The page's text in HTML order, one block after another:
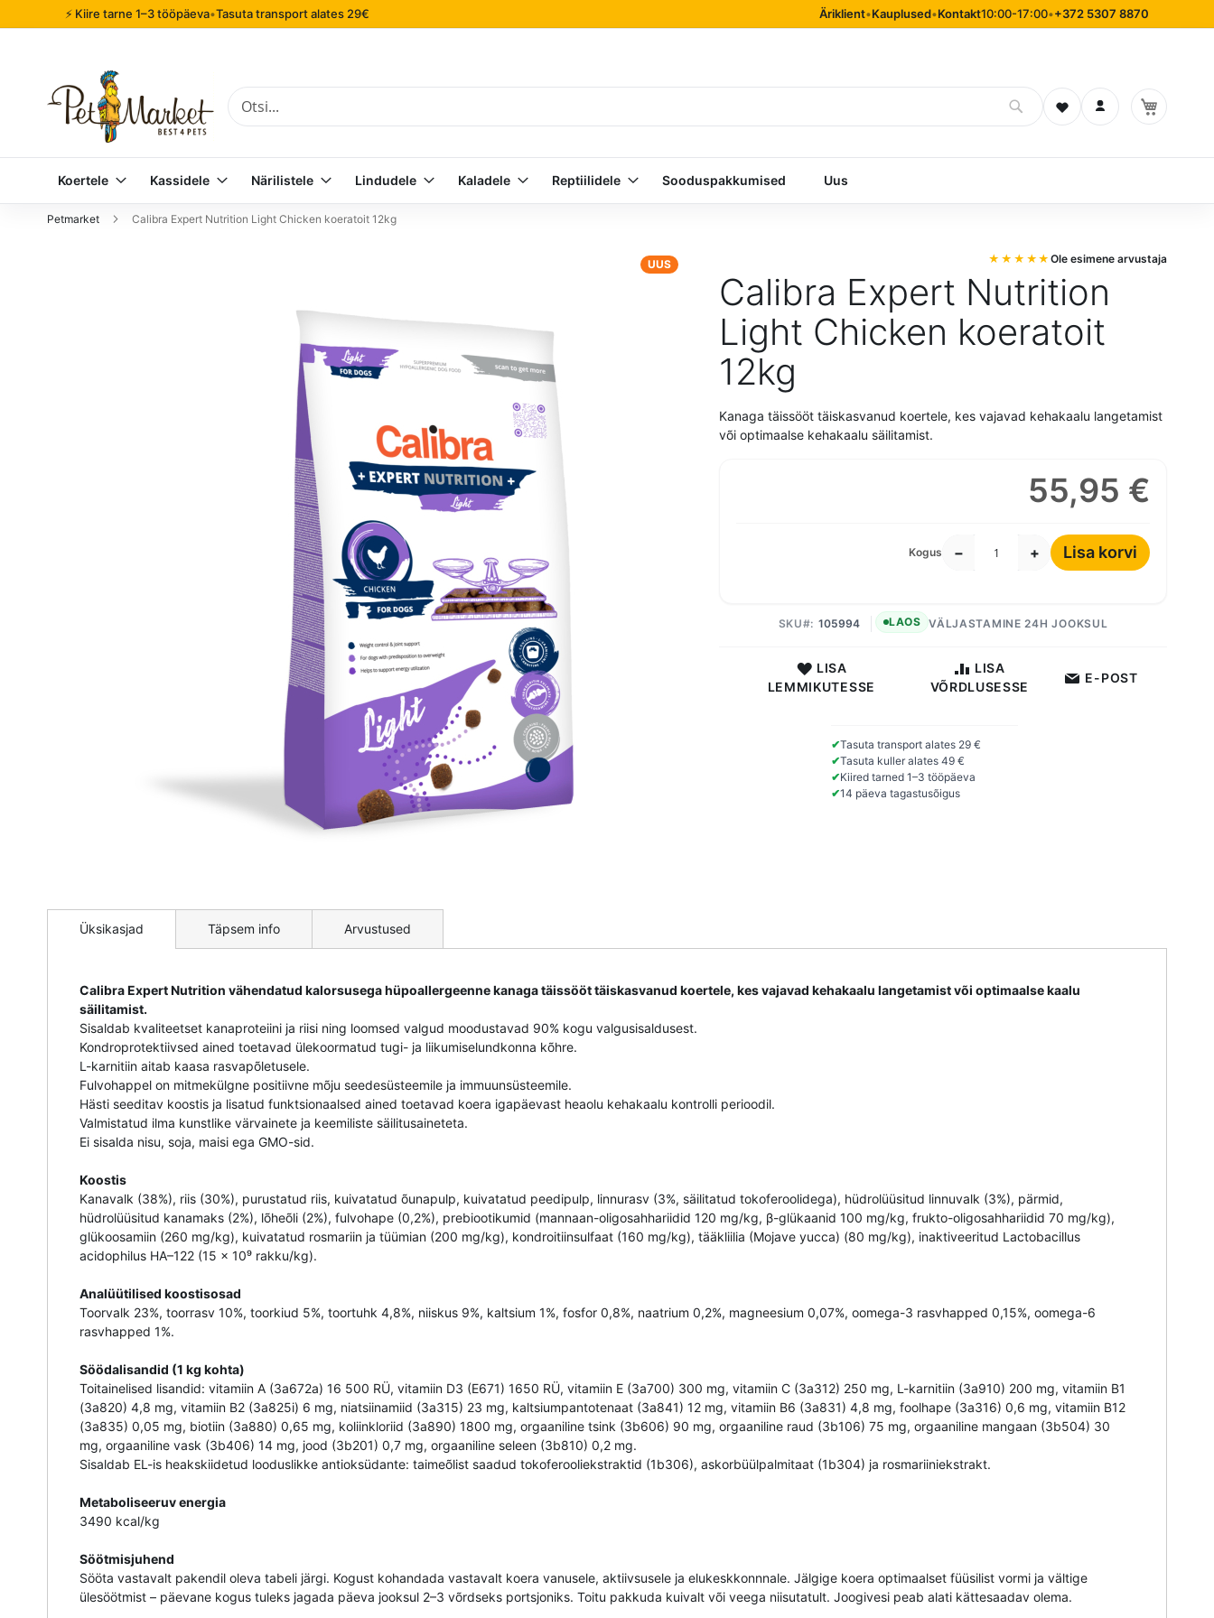
⚡ Kiire tarne 1–3 tööpäeva•Tasuta transport alates 29€ Äriklient•Kauplused•Kontakt10:00-17:00•+372 5307 8870
Otsi Soovinimekiri
Logi sisse
Koertele Kassidele Närilistele Lindudele Kaladele Reptiilidele Sooduspakkumised Uus
Petmarket Calibra Expert Nutrition Light Chicken koeratoit 12kg
Calibra Expert Nutrition
Light Chicken koeratoit
12kg
Ole esimene arvustaja
Kanaga täissööt täiskasvanud koertele, kes vajavad kehakaalu langetamist
või optimaalse kehakaalu säilitamist.
55,95 €
Kogus − + Lisa korvi
VÄLJASTAMINE 24H JOOKSUL
SKU 105994 LAOS
LISA
LEMMIKUTESSE
LISA
VÕRDLUSESSE
E-POST
✔Tasuta transport alates 29 €
✔Tasuta kuller alates 49 €
✔Kiired tarned 1–3 tööpäeva
✔14 päeva tagastusõigus
UUS
pildigalerii
algusesseÜksikasjad
Calibra Expert Nutrition vähendatud kalorsusega hüpoallergeenne kanaga täissööt täiskasvanud koertele, kes vajavad kehakaalu langetamist või optimaalse kaalu
säilitamist.
Sisaldab kvaliteetset kanaproteiini ja riisi ning loomsed valgud moodustavad 90% kogu valgusisaldusest.
Kondroprotektiivsed ained toetavad ülekoormatud tugi- ja liikumiselundkonna kõhre.
L-karnitiin aitab kaasa rasvapõletusele.
Fulvohappel on mitmekülgne positiivne mõju seedesüsteemile ja immuunsüsteemile.
Hästi seeditav koostis ja lisatud funktsionaalsed ained toetavad koera igapäevast heaolu kehakaalu kontrolli perioodil.
Valmistatud ilma kunstlike värvainete ja keemiliste säilitusaineteta.
Ei sisalda nisu, soja, maisi ega GMO-sid.
Koostis
Kanavalk (38%), riis (30%), purustatud riis, kuivatatud õunapulp, kuivatatud peedipulp, linnurasv (3%, säilitatud tokoferoolidega), hüdrolüüsitud linnuvalk (3%), pärmid,
hüdrolüüsitud kanamaks (2%), lõheõli (2%), fulvohape (0,2%), prebiootikumid (mannaan-oligosahhariidid 120 mg/kg, β-glükaanid 100 mg/kg, frukto-oligosahhariidid 70 mg/kg),
glükoosamiin (260 mg/kg), kuivatatud rosmariin ja tüümian (200 mg/kg), kondroitiinsulfaat (160 mg/kg), tääkliilia (Mojave yucca) (80 mg/kg), inaktiveeritud Lactobacillus
acidophilus HA–122 (15 × 10⁹ rakku/kg).
Analüütilised koostisosad
Toorvalk 23%, toorrasv 10%, toorkiud 5%, toortuhk 4,8%, niiskus 9%, kaltsium 1%, fosfor 0,8%, naatrium 0,2%, magneesium 0,07%, oomega-3 rasvhapped 0,15%, oomega-6
rasvhapped 1%.
Söödalisandid (1 kg kohta)
Toitainelised lisandid: vitamiin A (3a672a) 16 500 RÜ, vitamiin D3 (E671) 1650 RÜ, vitamiin E (3a700) 300 mg, vitamiin C (3a312) 250 mg, L-karnitiin (3a910) 200 mg, vitamiin B1
(3a820) 4,8 mg, vitamiin B2 (3a825i) 6 mg, niatsiinamiid (3a315) 23 mg, kaltsiumpantotenaat (3a841) 12 mg, vitamiin B6 (3a831) 4,8 mg, foolhape (3a316) 0,6 mg, vitamiin B12
(3a835) 0,05 mg, biotiin (3a880) 0,65 mg, koliinkloriid (3a890) 1800 mg, orgaaniline tsink (3b606) 90 mg, orgaaniline raud (3b106) 75 mg, orgaaniline mangaan (3b504) 30
mg, orgaaniline vask (3b406) 14 mg, jood (3b201) 0,7 mg, orgaaniline seleen (3b810) 0,2 mg.
Sisaldab EL-is heakskiidetud looduslikke antioksüdante: taimeõlist saadud tokoferooliekstraktid (1b306), askorbüülpalmitaat (1b304) ja rosmariiniekstrakt.
Metaboliseeruv energia
3490 kcal/kg
Söötmisjuhend
Sööta vastavalt pakendil oleva tabeli järgi. Kogust kohandada vastavalt koera vanusele, aktiivsusele ja elukeskkonnnale. Jälgige koera optimaalset füüsilist vormi ja vältige
ülesöötmist – päevane kogus tuleks jagada päeva jooksul 2–3 võrdseks portsjoniks. Toitu pakkuda kuivalt või veega niisutatult. Joogivesi peab alati kättesaadav olema.
Täpsem info Arvustused